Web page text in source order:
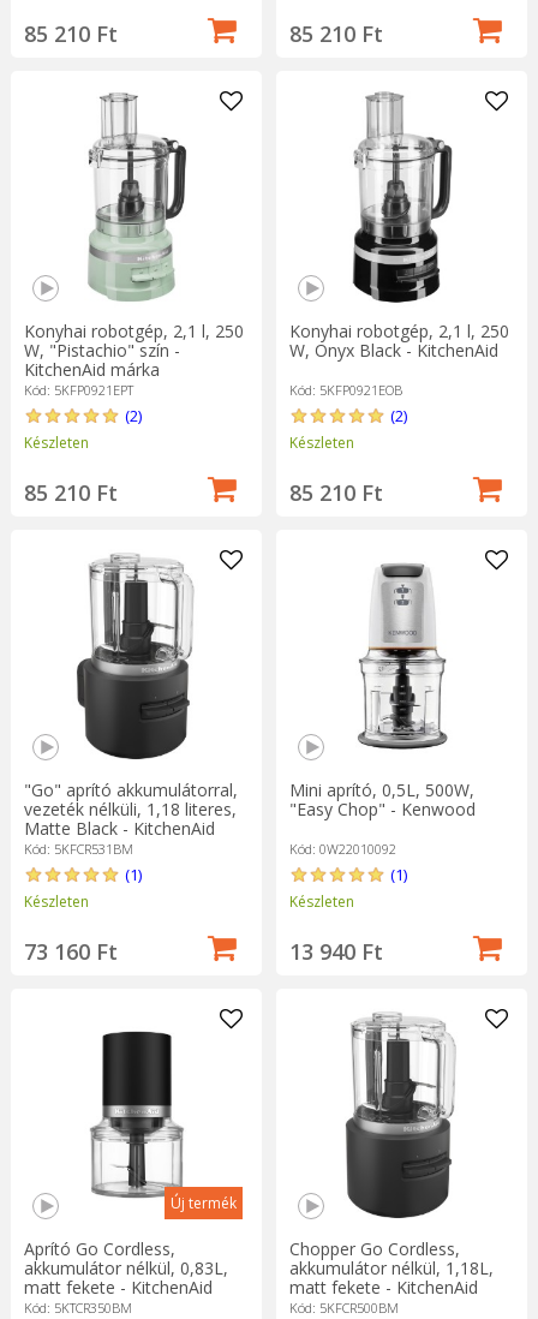
85 210 Ft 85 210 Ft
Konyhai robotgép, 2,1 l, 250
W, "Pistachio" szín -
KitchenAid márka
Kód: 5KFP0921EPT
(2)
Készleten
85 210 Ft
Konyhai robotgép, 2,1 l, 250
W, Onyx Black - KitchenAid
Kód: 5KFP0921EOB
(2)
Készleten
85 210 Ft
"Go" aprító akkumulátorral,
vezeték nélküli, 1,18 literes,
Matte Black - KitchenAid
Kód: 5KFCR531BM
(1)
Készleten
73 160 Ft
Mini aprító, 0,5L, 500W,
"Easy Chop" - Kenwood
Kód: 0W22010092
(1)
Készleten
13 940 Ft
Új termék
Aprító Go Cordless,
akkumulátor nélkül, 0,83L,
matt fekete - KitchenAid
Kód: 5KTCR350BM
Chopper Go Cordless,
akkumulátor nélkül, 1,18L,
matt fekete - KitchenAid
Kód: 5KFCR500BM